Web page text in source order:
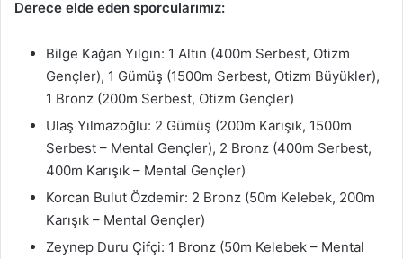
Derece elde eden sporcularımız:
Bilge Kağan Yılgın: 1 Altın (400m Serbest, Otizm
Gençler), 1 Gümüş (1500m Serbest, Otizm Büyükler),
1 Bronz (200m Serbest, Otizm Gençler)
Ulaş Yılmazoğlu: 2 Gümüş (200m Karışık, 1500m
Serbest – Mental Gençler), 2 Bronz (400m Serbest,
400m Karışık – Mental Gençler)
Korcan Bulut Özdemir: 2 Bronz (50m Kelebek, 200m
Karışık – Mental Gençler)
Zeynep Duru Çifçi: 1 Bronz (50m Kelebek – Mental